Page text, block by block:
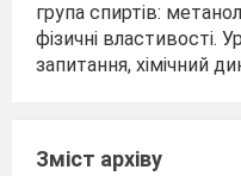
група спиртів:
фізичні властивості.
запитання, хімічний
Зміст архіву